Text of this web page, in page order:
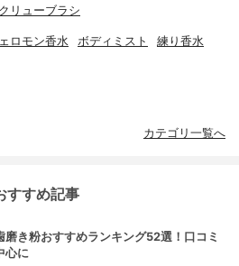
リューブラシ
ロモン香水 ボディミスト 練り香水
カテゴリ一覧へ
すすめ記事
磨き粉おすすめランキング52選！口コミ
心に